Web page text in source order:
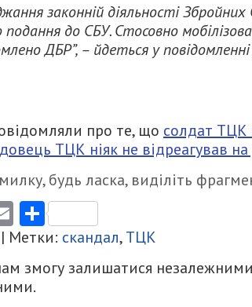
законній діяльності Збройних
до СБУ. Стосовно
ДБР”, – йдеться у
про те, що солдат ТЦК
ТЦК ніяк не відреагував на
будь ласка, виділіть
EmailПоділитися
| Метки: скандал,ТЦК
змогу залишатися